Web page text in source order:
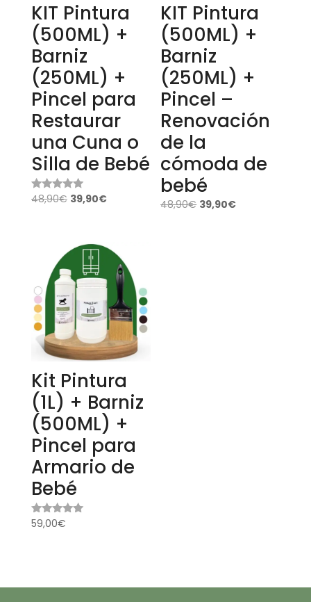
KIT Pintura
(500ML) +
Barniz
(250ML) +
Pincel para
Restaurar
una Cuna o
Silla de Bebé
Valorado
48,90€ 39,90€
KIT Pintura
(500ML) +
Barniz
(250ML) +
Pincel –
Renovación
de la
cómoda de
bebé
48,90€ 39,90€
Kit Pintura
(1L) + Barniz
(500ML) +
Pincel para
Armario de
Bebé
Valorado
con
59,00€